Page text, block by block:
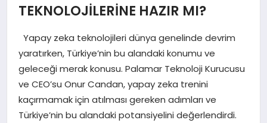
EKONOMI
MAGAZIN
SAĞLIK
SIYASET
TEKNOLOJİLERİNE HAZIR MI?
Yapay zeka teknolojileri dünya genelinde devrim
yaratırken, Türkiye’nin bu alandaki konumu ve
geleceği merak konusu. Palamar Teknoloji Kurucusu
ve CEO’su Onur Candan, yapay zeka trenini
kaçırmamak için atılması gereken adımları ve
Türkiye’nin bu alandaki potansiyelini değerlendirdi.